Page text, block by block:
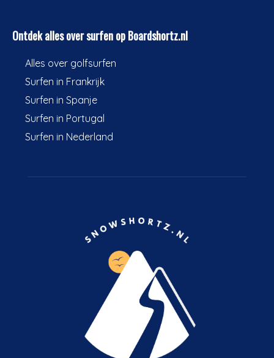
Ontdek alles over surfen op Boardshortz.nl
Alles over golfsurfen
Surfen in Frankrijk
Surfen in Spanje
Surfen in Portugal
Surfen in Nederland